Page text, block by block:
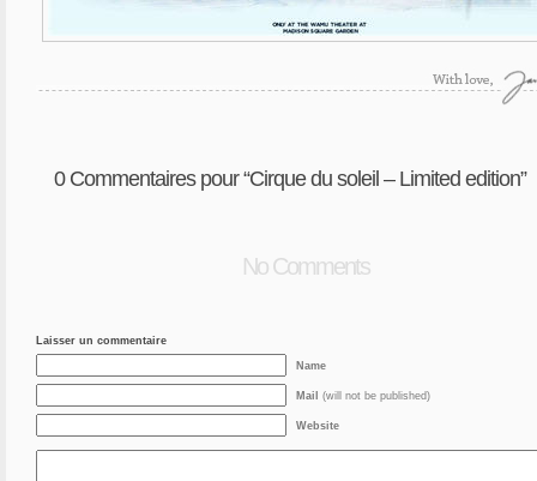
0Commentaires pour “Cirque du soleil – Limited edition”
No Comments
Laisser un commentaire
Name
Mail (will not be published)
Website